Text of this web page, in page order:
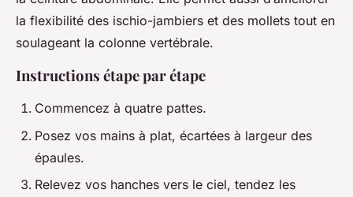
la flexibilité des ischio-jambiers et des mollets tout en
soulageant la colonne vertébrale.
Instructions étape par étape
Commencez à quatre pattes.
Posez vos mains à plat, écartées à largeur des
épaules.
Relevez vos hanches vers le ciel, tendez les